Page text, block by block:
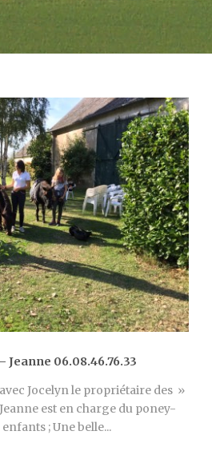
Jeanne 06.08.46.76.33
Jocelyn le propriétaire des »
est en charge du poney-
; Une belle...